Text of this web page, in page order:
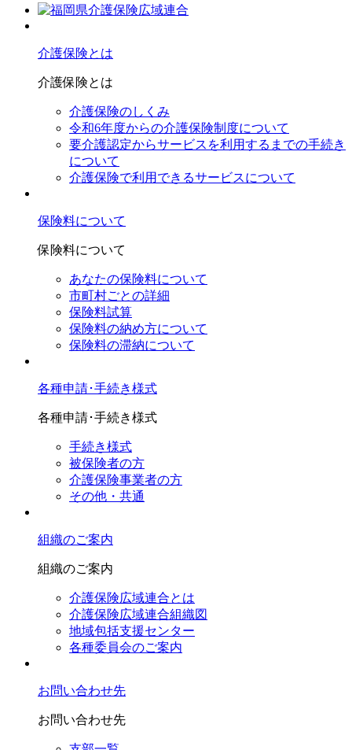
介護保険とは
介護保険とは
介護保険のしくみ
令和6年度からの介護保険制度について
要介護認定からサービスを利⽤するまでの⼿続き
について
介護保険で利⽤できるサービスについて
保険料について
保険料について
あなたの保険料について
市町村ごとの詳細
保険料試算
保険料の納め方について
保険料の滞納について
各種申請･手続き様式
各種申請･手続き様式
手続き様式
被保険者の方
介護保険事業者の方
その他・共通
組織のご案内
組織のご案内
介護保険広域連合とは
介護保険広域連合組織図
地域包括支援センター
各種委員会のご案内
お問い合わせ先
お問い合わせ先